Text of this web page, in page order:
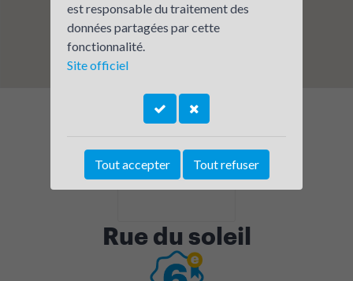
Rue du soleil
est responsable du traitement des
données partagées par cette
fonctionnalité.
Site officiel
Tout accepter Tout refuser